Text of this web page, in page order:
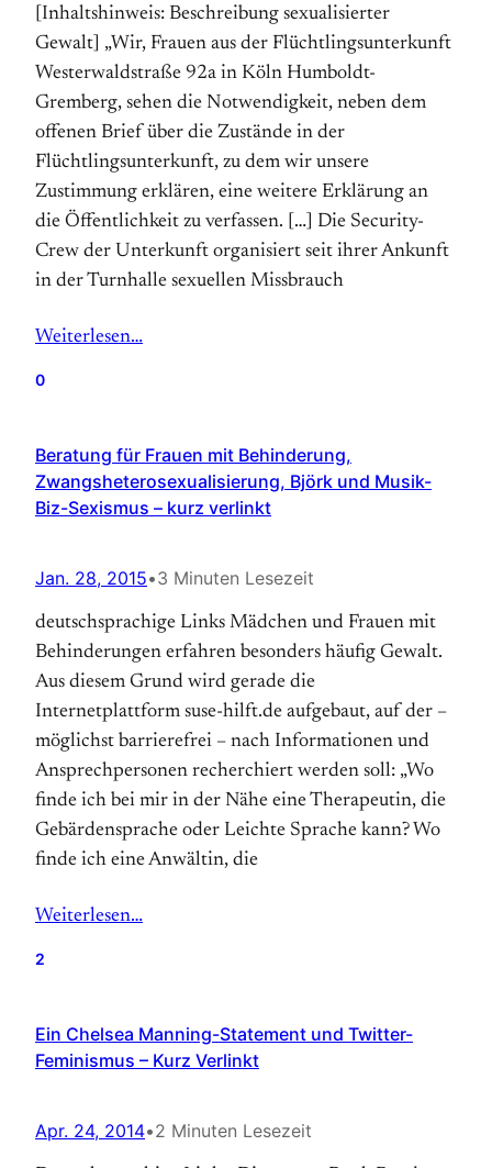
[Inhaltshinweis: Beschreibung sexualisierter
Gewalt] „Wir, Frauen aus der Flüchtlingsunterkunft
Westerwaldstraße 92a in Köln Humboldt-
Gremberg, sehen die Notwendigkeit, neben dem
offenen Brief über die Zustände in der
Flüchtlingsunterkunft, zu dem wir unsere
Zustimmung erklären, eine weitere Erklärung an
die Öffentlichkeit zu verfassen. […] Die Security-
Crew der Unterkunft organisiert seit ihrer Ankunft
in der Turnhalle sexuellen Missbrauch
Weiterlesen…
0
Beratung für Frauen mit Behinderung,
Zwangsheterosexualisierung, Björk und Musik-
Biz-Sexismus – kurz verlinkt
Jan. 28, 2015•3 Minuten Lesezeit
deutschsprachige Links Mädchen und Frauen mit
Behinderungen erfahren besonders häufig Gewalt.
Aus diesem Grund wird gerade die
Internetplattform suse-hilft.de aufgebaut, auf der –
möglichst barrierefrei – nach Informationen und
Ansprechpersonen recherchiert werden soll: „Wo
finde ich bei mir in der Nähe eine Therapeutin, die
Gebärdensprache oder Leichte Sprache kann? Wo
finde ich eine Anwältin, die
Weiterlesen…
2
Ein Chelsea Manning-Statement und Twitter-
Feminismus – Kurz Verlinkt
Apr. 24, 2014•2 Minuten Lesezeit